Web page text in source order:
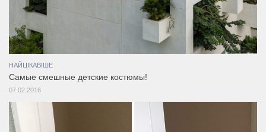
НАЙЦІКАВІШЕ
Самые смешные детские костюмы!
07.02.2016